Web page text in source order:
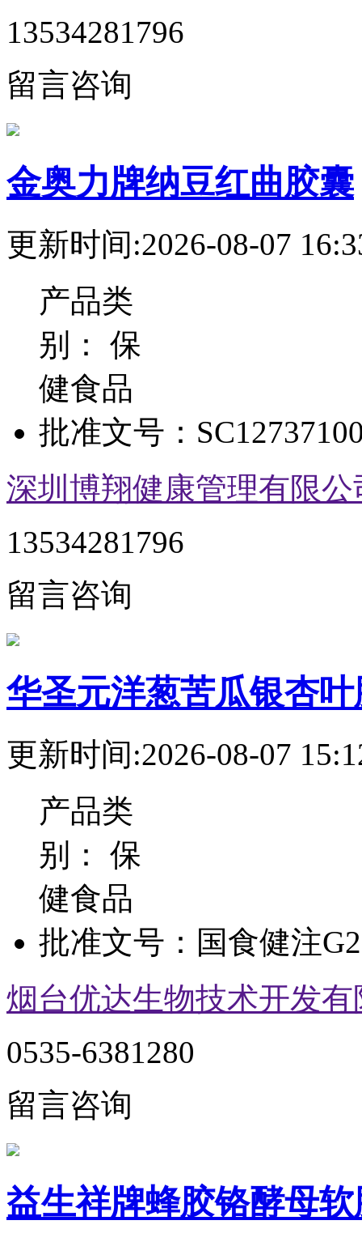
13534281796
留言咨询
金奥力牌纳豆红曲胶囊
更新时间:2026-08-07
产品类
别： 保
健食品
批准文号：
深圳博翔健康管理有限公
13534281796
留言咨询
华圣元洋葱苦瓜银杏
更新时间:2026-08-07
产品类
别： 保
健食品
批准文号： 国食健注
烟台优达生物技术开发有
0535-6381280
留言咨询
益生祥牌蜂胶铬酵母